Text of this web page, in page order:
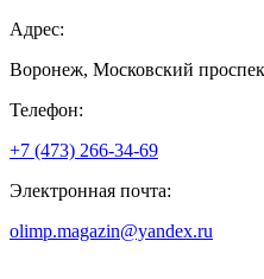
Адрес:
Воронеж, Московский
Телефон:
+7 (473) 266-34-69
Электронная почта:
olimp.magazin@yandex.ru